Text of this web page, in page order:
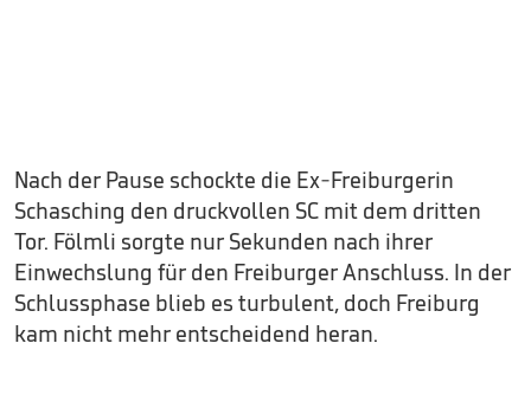
Nach der Pause schockte die Ex-Freiburgerin
Schasching den druckvollen SC mit dem dritten
Tor. Fölmli sorgte nur Sekunden nach ihrer
Einwechslung für den Freiburger Anschluss. In der
Schlussphase blieb es turbulent, doch Freiburg
kam nicht mehr entscheidend heran.